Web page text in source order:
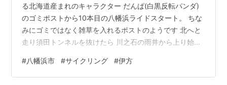
る北海道産まれのキャラクター だんぱ(白黒反転パンダ)
のゴミポストから10本目の八幡浜ライドスタート。 ちな
みにゴミではなく雑草を入れるポストのようです 北へと
走り須田トンネルを抜けたら 川之石の雨井から上り始め
給水 今日はそのまま下って 伊方町にin 港で補給をとった
ら Uターン 折り返しの勾配は1〜4%くらいと緩め 峠をあ
#八幡浜市 #サイクリング #伊方